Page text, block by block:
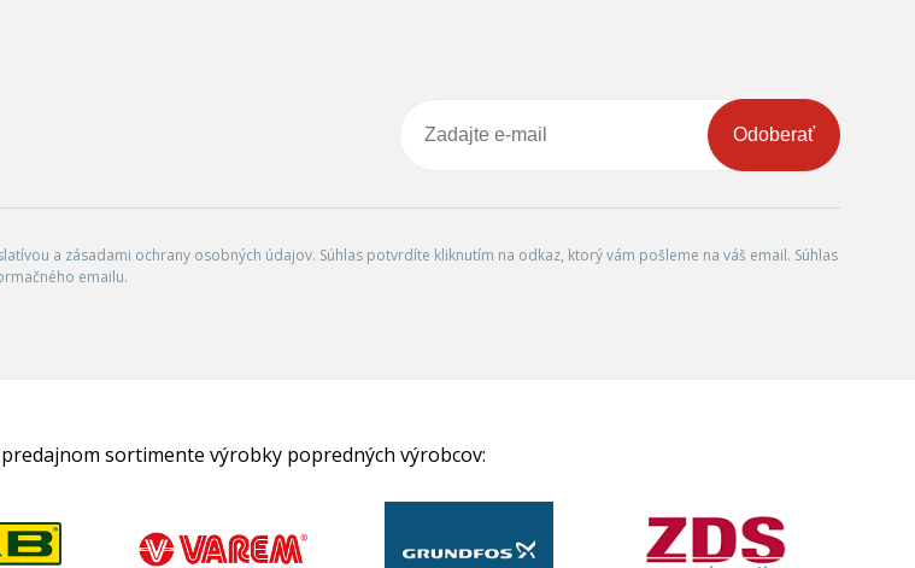
Odoberať
a zásadami ochrany osobných údajov. Súhlas potvrdíte kliknutím na odkaz, ktorý vám pošleme na váš email. Súhlas
emailu.
sortimente výrobky popredných výrobcov: